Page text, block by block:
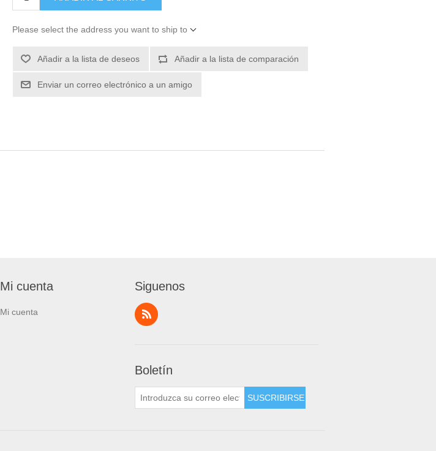
Please select the address you want to ship to
Mi cuenta
Mi cuenta
Siguenos
Boletín